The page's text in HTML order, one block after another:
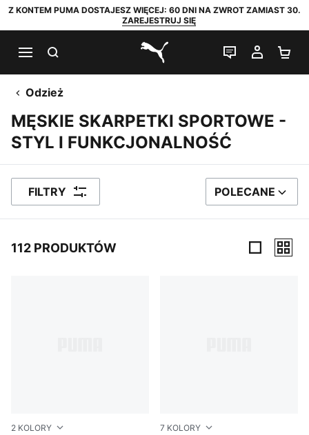
Z KONTEM PUMA DOSTAJESZ WIĘCEJ: 60 DNI NA ZWROT ZAMIAST 30.
ZAREJESTRUJ SIĘ
PUMA.com
CZAT NA
MOJE
Odzież
MĘSKIE SKARPETKI SPORTOWE -
STYL I FUNKCJONALNOŚĆ
FILTRY SORTUJ WEDŁUG
POLECANE
112 PRODUKTÓW
2 KOLORY 7 KOLORY